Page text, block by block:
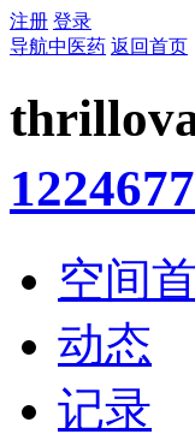
注册 登录
导航中医药 返回首页
1224677
空间
动态
记录